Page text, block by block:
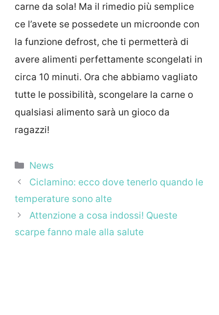
carne da sola! Ma il rimedio più semplice
ce l’avete se possedete un microonde con
la funzione defrost, che ti permetterà di
avere alimenti perfettamente scongelati in
circa 10 minuti. Ora che abbiamo vagliato
tutte le possibilità, scongelare la carne o
qualsiasi alimento sarà un gioco da
ragazzi!
Categorie
News
Ciclamino: ecco dove tenerlo quando le
temperature sono alte
Attenzione a cosa indossi! Queste
scarpe fanno male alla salute